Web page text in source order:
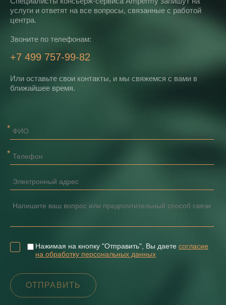
услуги и ответят на все вопросы, связанные с работой
центра.
Звоните по телефонам:
+7 499 757-99-82
Или оставьте свои контакты, и мы свяжемся с вами в
ближайшее время.
Нажимая на кнопку "Отправить", Вы даете согласие
на обработку персональных данных